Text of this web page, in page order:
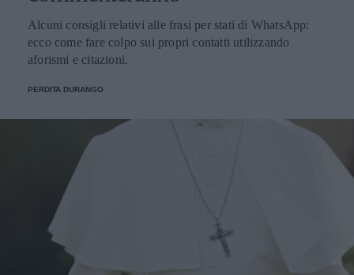
Alcuni consigli relativi alle frasi per stati di WhatsApp:
ecco come fare colpo sui propri contatti utilizzando
aforismi e citazioni.
PERDITA DURANGO